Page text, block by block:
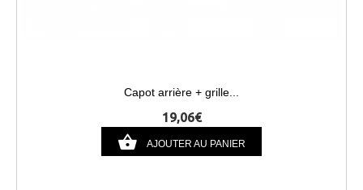
Capot arrière + grille...
19,06€
AJOUTER AU PANIER